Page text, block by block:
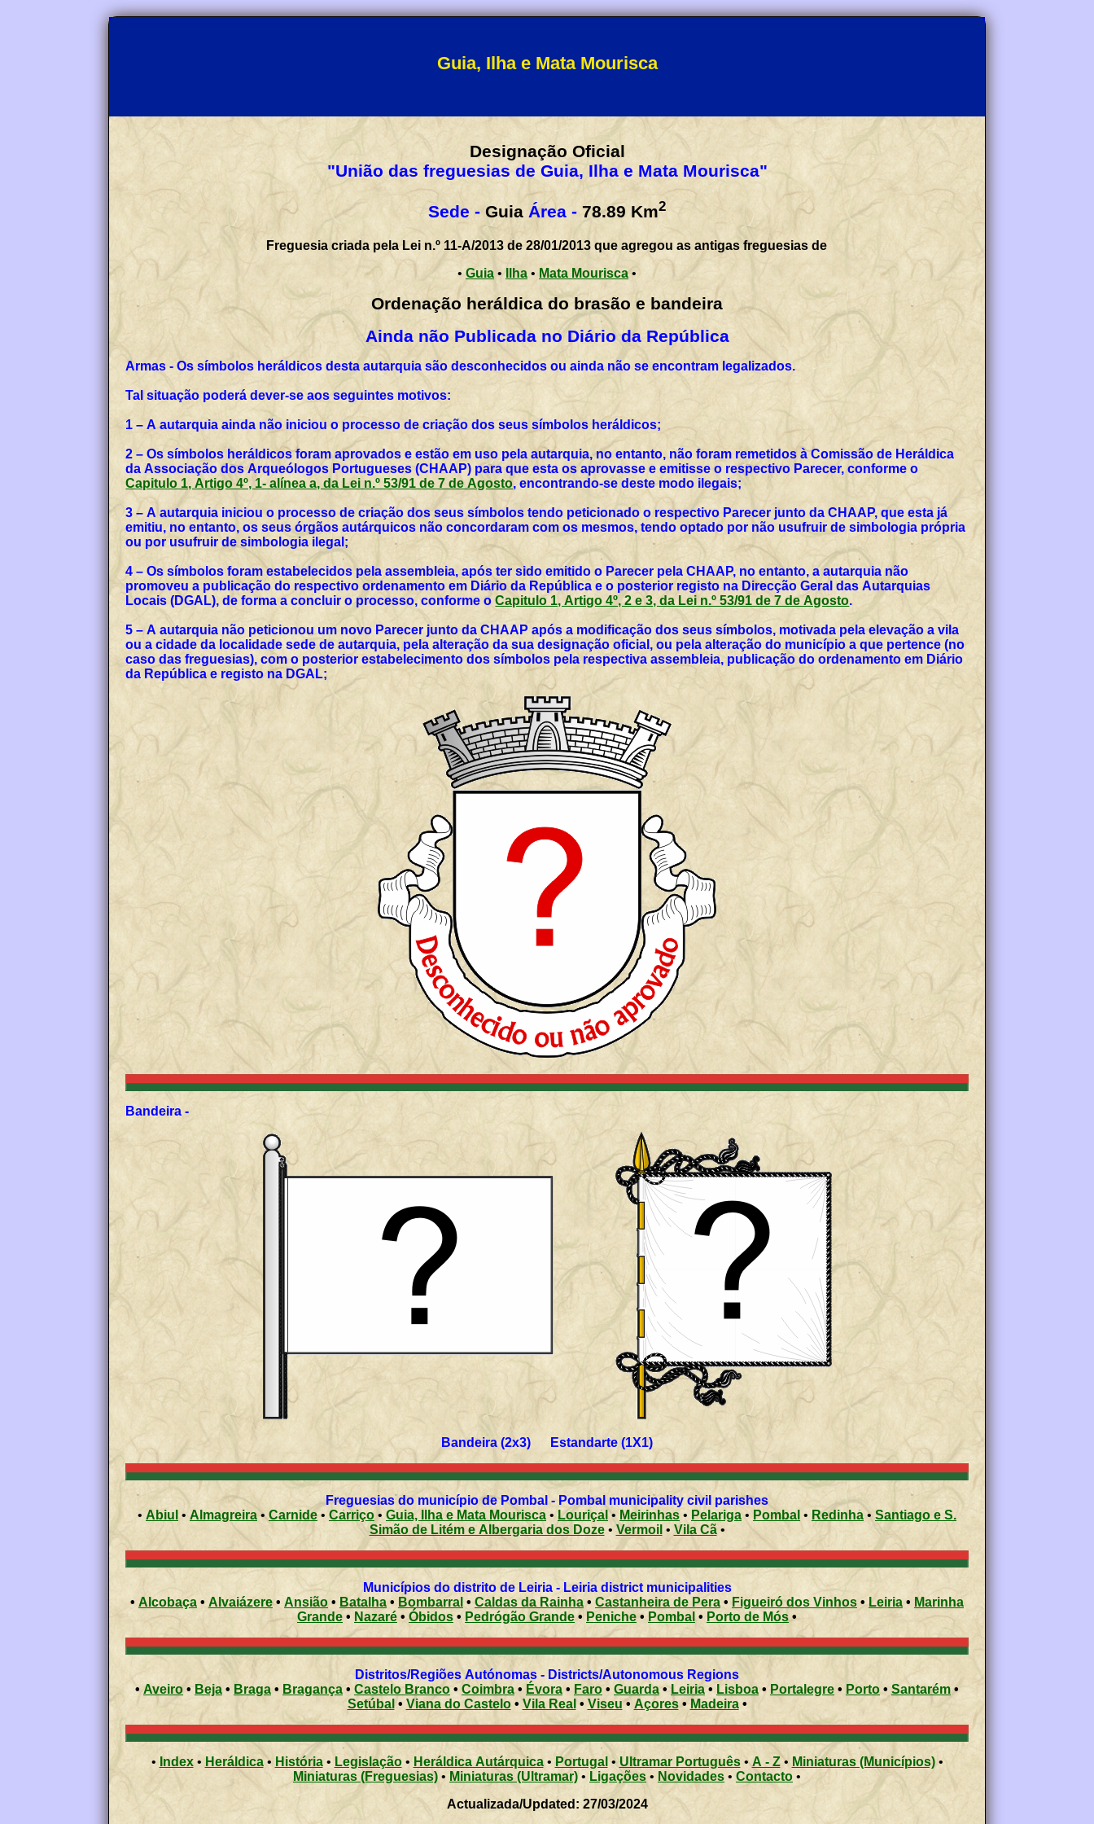
Guia, Ilha e Mata Mourisca
Designação Oficial
"União das freguesias de Guia, Ilha e Mata Mourisca"
Sede - Guia Área - 78.89 Km2
Freguesia criada pela Lei n.º 11-A/2013 de 28/01/2013 que agregou as antigas freguesias de
•Guia • Ilha • Mata Mourisca•
Ordenação heráldica do brasão e bandeira
Ainda não Publicada no Diário da República
Armas - Os símbolos heráldicos desta autarquia são desconhecidos ou ainda não se encontram legalizados.
Tal situação poderá dever-se aos seguintes motivos:
1 – A autarquia ainda não iniciou o processo de criação dos seus símbolos heráldicos;
2 – Os símbolos heráldicos foram aprovados e estão em uso pela autarquia, no entanto, não foram remetidos à Comissão de Heráldica
da Associação dos Arqueólogos Portugueses (CHAAP) para que esta os aprovasse e emitisse o respectivo Parecer, conforme o
Capitulo 1, Artigo 4º, 1- alínea a, da Lei n.º 53/91 de 7 de Agosto, encontrando-se deste modo ilegais;
3 – A autarquia iniciou o processo de criação dos seus símbolos tendo peticionado o respectivo Parecer junto da CHAAP, que esta já
emitiu, no entanto, os seus órgãos autárquicos não concordaram com os mesmos, tendo optado por não usufruir de simbologia própria
ou por usufruir de simbologia ilegal;
4 – Os símbolos foram estabelecidos pela assembleia, após ter sido emitido o Parecer pela CHAAP, no entanto, a autarquia não
promoveu a publicação do respectivo ordenamento em Diário da República e o posterior registo na Direcção Geral das Autarquias
Locais (DGAL), de forma a concluir o processo, conforme oCapitulo 1, Artigo 4º, 2 e 3, da Lei n.º 53/91 de 7 de Agosto.
5 – A autarquia não peticionou um novo Parecer junto da CHAAP após a modificação dos seus símbolos, motivada pela elevação a vila
ou a cidade da localidade sede de autarquia, pela alteração da sua designação oficial, ou pela alteração do município a que pertence (no
caso das freguesias), com o posterior estabelecimento dos símbolos pela respectiva assembleia, publicação do ordenamento em Diário
da República e registo na DGAL;
Bandeira -
Bandeira (2x3) Estandarte (1X1)
Freguesias do município de Pombal - Pombal municipality civil parishes
• Abiul • Almagreira•Carnide • Carriço • Guia, Ilha e Mata Mourisca •Louriçal • Meirinhas • Pelariga • Pombal • Redinha• Santiago e S.
Simão de Litém e Albergaria dos Doze• Vermoil • Vila Cã•
Municípios do distrito de Leiria - Leiria district municipalities
• Alcobaça • Alvaiázere• Ansião • Batalha • Bombarral • Caldas da Rainha • Castanheira de Pera • Figueiró dos Vinhos •Leiria • Marinha
Grande • Nazaré • Óbidos • Pedrógão Grande• Peniche •Pombal • Porto de Mós•
Distritos/Regiões Autónomas - Districts/Autonomous Regions
•Aveiro• Beja • Braga • Bragança • Castelo Branco• Coimbra • Évora • Faro • Guarda•Leiria• Lisboa • Portalegre • Porto • Santarém •
Setúbal • Viana do Castelo• Vila Real • Viseu• Açores • Madeira •
• Index• Heráldica• História • Legislação • Heráldica Autárquica• Portugal • Ultramar Português•A - Z• Miniaturas (Municípios)•
Miniaturas (Freguesias) • Miniaturas (Ultramar)• Ligações • Novidades • Contacto •
Actualizada/Updated: 27/03/2024